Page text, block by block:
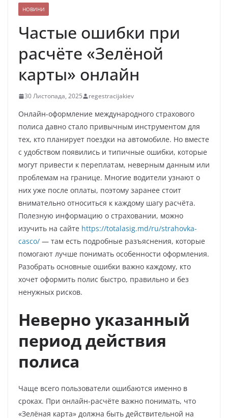
НОВИНИ
Частые ошибки при
расчёте «Зелёной
карты» онлайн
30 Листопада, 2025 regestracijakiev
Онлайн-оформление международного страхового
полиса давно стало привычным инструментом для
тех, кто планирует поездки на автомобиле. Но вместе
с удобством появились и типичные ошибки, которые
могут привести к переплатам, неверным данным или
проблемам на границе. Многие водители узнают о
них уже после оплаты, поэтому заранее стоит
внимательно относиться к каждому шагу расчёта.
Полезную информацию о страховании, можно
изучить на сайте https://totalasig.md/ru/strahovka-
casco/ — там есть подробные разъяснения, которые
помогают лучше понимать особенности оформления.
Разобрать основные ошибки важно каждому, кто
хочет оформить полис быстро, правильно и без
ненужных рисков.
Неверно указанный
период действия
полиса
Чаще всего пользователи ошибаются именно в
сроках. При онлайн-расчёте важно понимать, что
«Зелёная карта» должна быть действительной на